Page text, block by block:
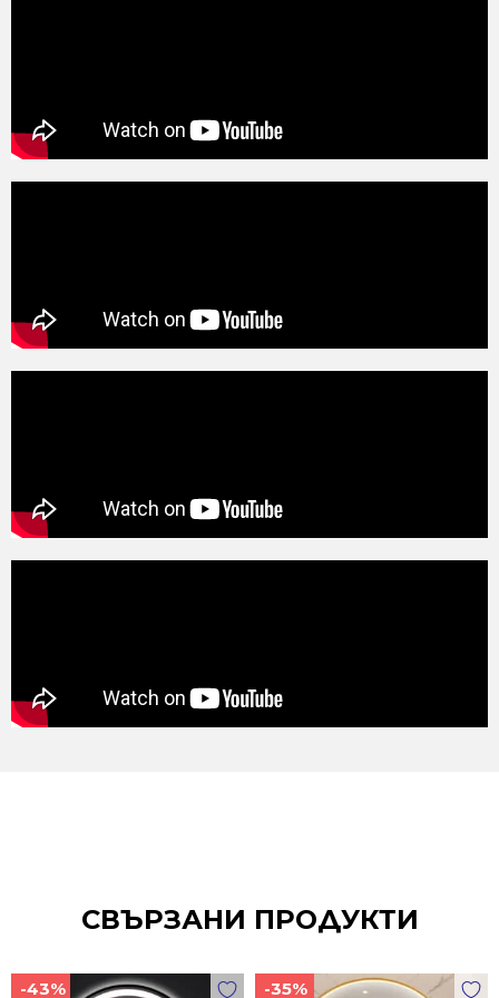
СВЪРЗАНИ ПРОДУКТИ
-43% -35%